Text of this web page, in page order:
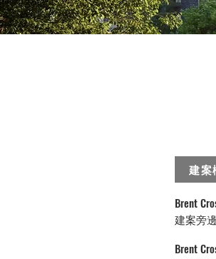
建案
Brent
建案旁
Brent